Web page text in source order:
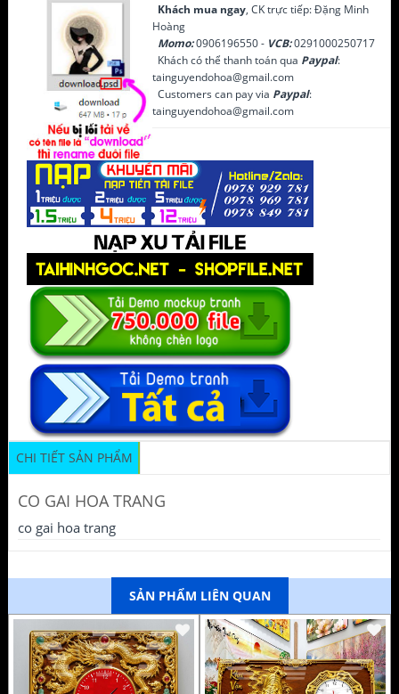
Khách mua ngay, CK trực tiếp: Đặng Minh
Hoàng
Momo:0906196550 - VCB:0291000250717
Khách có thể thanh toán qua Paypal:
tainguyendohoa@gmail.com
Customers can pay via Paypal:
tainguyendohoa@gmail.com
CHI TIẾT SẢN PHẨM
CO GAI HOA TRANG
co gai hoa trang
SẢN PHẨM LIÊN QUAN